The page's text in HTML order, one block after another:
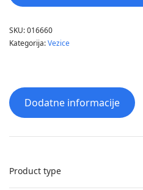
SKU:016660
Kategorija:Vezice
Dodatne informacije
Product type